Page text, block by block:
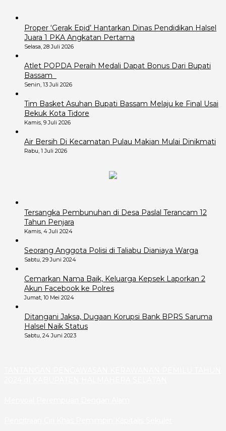
Proper ‘Gerak Epid’ Hantarkan Dinas Pendidikan Halsel
Juara 1 PKA Angkatan Pertama
Selasa, 28 Juli 2026
Atlet POPDA Peraih Medali Dapat Bonus Dari Bupati
Bassam
Senin, 13 Juli 2026
Tim Basket Asuhan Bupati Bassam Melaju ke Final Usai
Bekuk Kota Tidore
Kamis, 9 Juli 2026
Air Bersih Di Kecamatan Pulau Makian Mulai Dinikmati
Rabu, 1 Juli 2026
Tersangka Pembunuhan di Desa Paslal Terancam 12
Tahun Penjara
Kamis, 4 Juli 2024
Seorang Anggota Polisi di Taliabu Dianiaya Warga
Sabtu, 29 Juni 2024
Cemarkan Nama Baik, Keluarga Kepsek Laporkan 2
Akun Facebook ke Polres
Jumat, 10 Mei 2024
Ditangani Jaksa, Dugaan Korupsi Bank BPRS Saruma
Halsel Naik Status
Sabtu, 24 Juni 2023